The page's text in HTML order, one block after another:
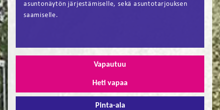
asuntonäytön järjestämiselle, sekä asuntotarjouksen
saamiselle.
Vapautuu
Heti vapaa
Pinta-ala